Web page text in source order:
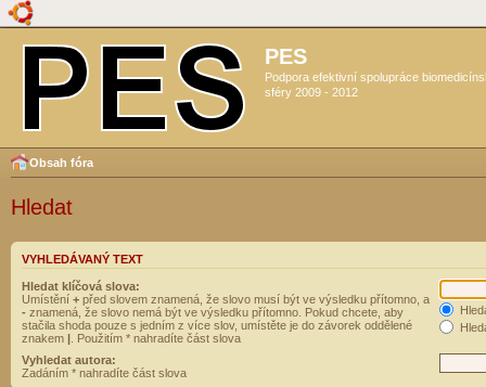
PES
Podpora efektivní spolupráce
sféry 2009 - 2012
Obsah fóra
Hledat
VYHLEDÁVANÝ TEXT
Hledat klíčová slova:
Umístění + před slovem znamená, že slovo musí být ve výsledku přítomno, a
- znamená, že slovo nemá být ve výsledku přítomno. Pokud chcete, aby
stačila shoda pouze s jedním z více slov, umístěte je do závorek oddělené
znakem | . Použitím * nahradíte část slova
Vyhledat autora:
Zadáním * nahradíte část slova